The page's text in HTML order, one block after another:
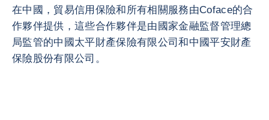
在中國，貿易信用保險和所有相關服務由Coface的合
作夥伴提供，這些合作夥伴是由國家金融監督管理總
局監管的中國太平財產保險有限公司和中國平安財產
保險股份有限公司。